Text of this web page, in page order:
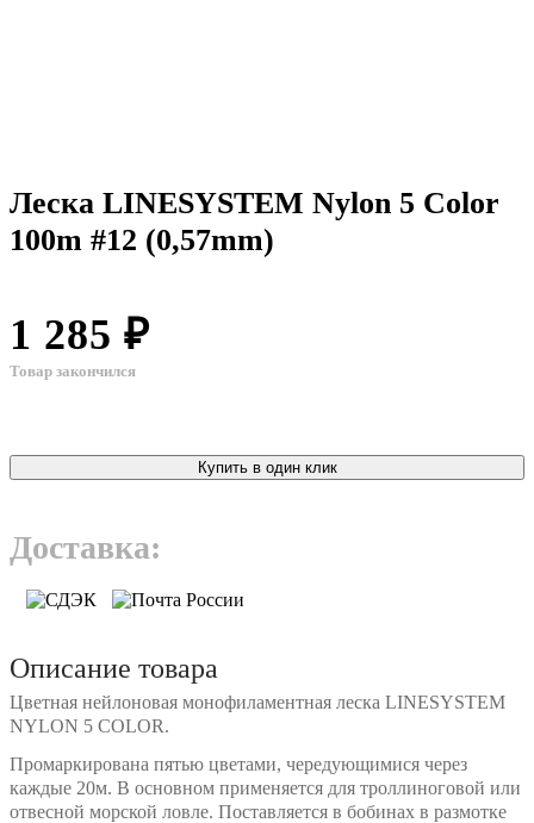
Леска LINESYSTEM Nylon 5 Color
100m #12 (0,57mm)
1 285 ₽
Товар закончился
Купить в один клик
Доставка:
Описание товара
Цветная нейлоновая монофиламентная леска LINESYSTEM
NYLON 5 COLOR.
Промаркирована пятью цветами, чередующимися через
каждые 20м. В основном применяется для троллиноговой или
отвесной морской ловле. Поставляется в бобинах в размотке